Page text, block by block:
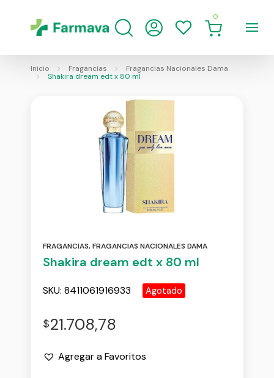
0
Inicio Fragancias
Fragancias Nacionales Dama
Shakira dream edt x 80 ml
FRAGANCIAS,FRAGANCIAS NACIONALES DAMA
Shakira dream edt x 80 ml
SKU: 8411061916933 Agotado
$21.708,78
Agregar a Favoritos